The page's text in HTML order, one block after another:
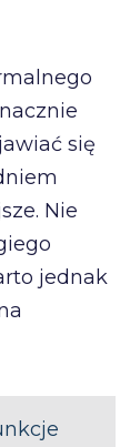
się
Nie
jednak